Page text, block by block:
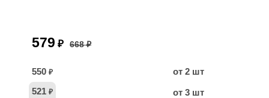
579 ₽ 668 ₽
550 ₽
от 2 шт
521 ₽ от 3 шт